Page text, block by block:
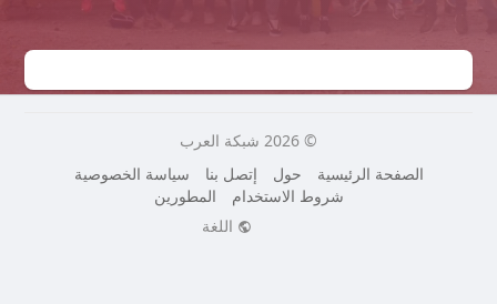
© 2026 شبكة العرب
الصفحة الرئيسية
حول إتصل بنا
سياسة الخصوصية
شروط الاستخدام
المطورين
اللغة